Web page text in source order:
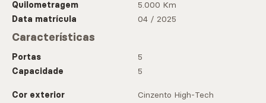
Quilometragem
5.000 Km
Data matrícula
04 / 2025
Características
Portas
5
Capacidade
5
Cor exterior
Cinzento High-Tech